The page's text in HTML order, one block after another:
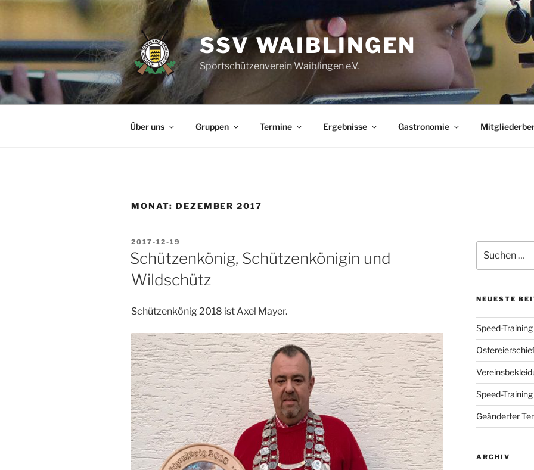
SSV WAIBLINGEN
Sportschützenverein Waiblingen e.V.
Über uns Gruppen Termine Ergebnisse Gastronomie
MONAT: DEZEMBER 2017
VERÖFFENTLICHT
AM
2017-12-19
Schützenkönig, Schützenkönigin und
Wildschütz
Schützenkönig 2018 ist Axel Mayer.
nach:
NEUESTE
Speed-
Speed-
Geänderter
ARCHIV